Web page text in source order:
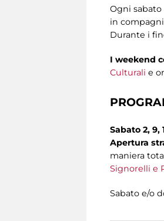
Ogni
in
Durante i
I weekend
Culturali e
Sabato 2, 9,
Apertura
maniera
Signorelli e
Sabato e/o